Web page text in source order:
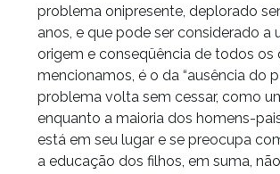
problema onipresente, deplorado
anos, e que pode ser considerado a
origem e conseqüência de todos os
mencionamos, é o da “ausência do
problema volta sem cessar, como
enquanto a maioria dos homens-
está em seu lugar e se preocupa
a educação dos filhos, em suma,